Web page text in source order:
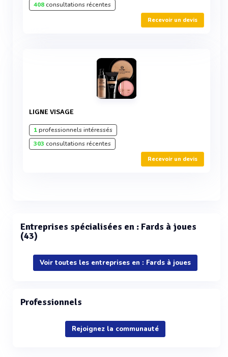
408consultations récentes
Recevoir un devis
LIGNE VISAGE
1professionnels intéressés
303 consultations récentes
Recevoir un devis
Entreprises spécialisées en : Fards à joues
(43)
Voir toutes les entreprises en : Fards à joues
Professionnels
Rejoignez la communauté